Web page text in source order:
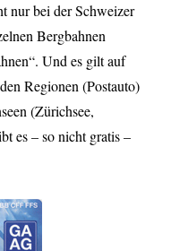
nur bei der Schweizer
Bergbahnen
Und es gilt auf
Regionen (Postauto)
(Zürichsee,
es – so nicht gratis –